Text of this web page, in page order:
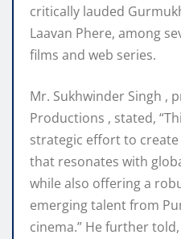
critically lauded
Laavan Phere, among
films and web series.
Mr. Sukhwinder Singh ,
Productions , stated,
strategic effort to
that resonates with
while also offering a
emerging talent from
cinema.” He further